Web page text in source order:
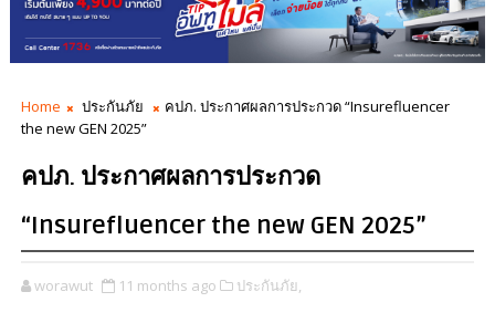
Home ประกันภัย
คปภ. ประกาศผลการประกวด “Insurefluencer
the new GEN 2025”
คปภ. ประกาศผลการประกวด
“Insurefluencer the new GEN 2025”
worawut 11 months ago ประกันภัย,